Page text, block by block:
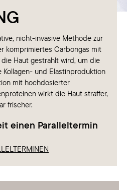
nicht-invasive Methode zur
komprimiertes Carbongas mit
Haut gestrahlt wird, um die
Kollagen- und Elastinproduktion
mit hochdosierter
wirkt die Haut straffer,
frischer.
einen Paralleltermin